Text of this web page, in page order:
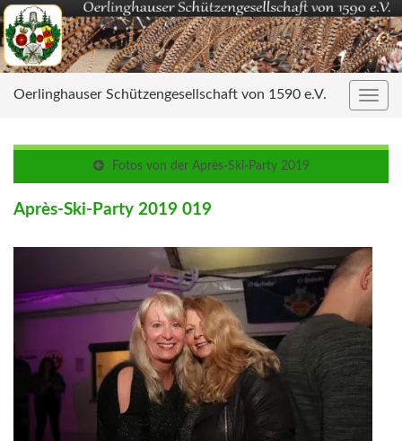
Oerlinghauser Schützengesellschaft von 1590 e.V.
Fotos von der Après-Ski-Party 2019
Après-Ski-Party 2019 019